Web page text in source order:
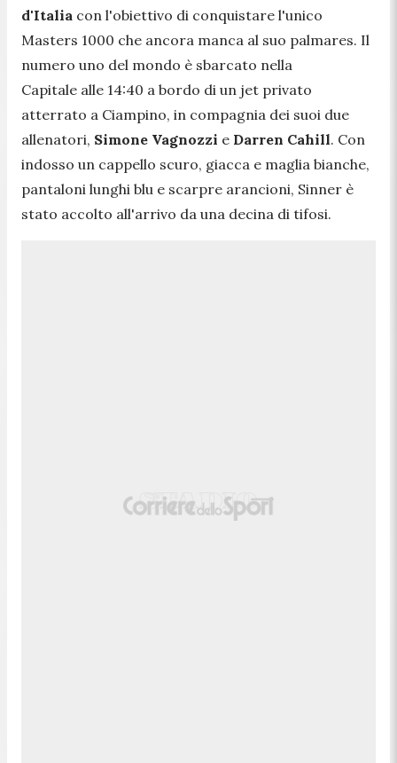
d'Italia con l'obiettivo di conquistare l'unico
Masters 1000 che ancora manca al suo palmares. Il
numero uno del mondo è sbarcato nella
Capitale alle 14:40 a bordo di un jet privato
atterrato a Ciampino, in compagnia dei suoi due
allenatori, Simone Vagnozzi e Darren Cahill. Con
indosso un cappello scuro, giacca e maglia bianche,
pantaloni lunghi blu e scarpre arancioni, Sinner è
stato accolto all'arrivo da una decina di tifosi.